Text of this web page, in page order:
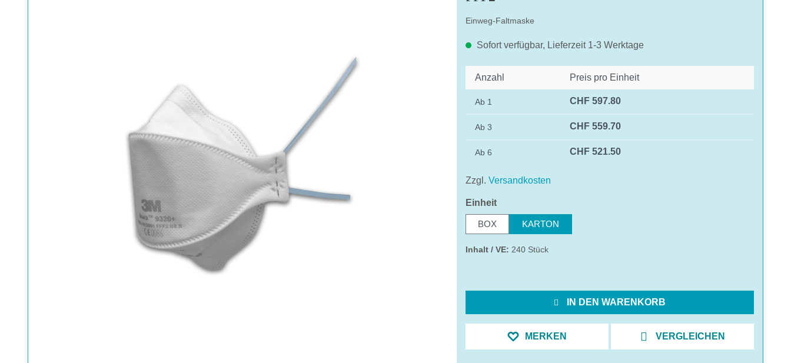
Einweg-Faltmaske
Sofort verfügbar, Lieferzeit 1-3 Werktage
Anzahl Preis pro Einheit
Ab 1 CHF 597.80
Ab 3 CHF 559.70
Ab 6 CHF 521.50
Zzgl. Versandkosten
Einheitauswählen
BOX KARTON
Inhalt / VE: 240 Stück
IN DEN WARENKORB
MERKEN VERGLEICHEN